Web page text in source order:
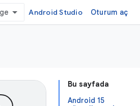
Android Studio Oturum aç
Bu sayfada
Android 15